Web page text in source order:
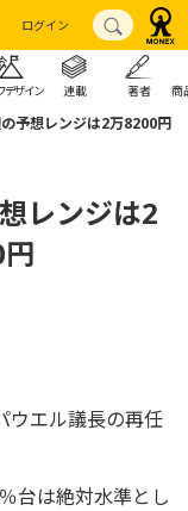
ログイン
デザイン 連載 著者 商
予想レンジは2万8200円
レンジは2
ウエル議長の再任
台は絶対水準とし